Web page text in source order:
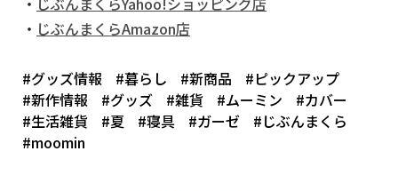
・ じぶんまくらAmazon店
#グッズ情報 #暮らし #新商品
#ピックアップ
#新作情報
#グッズ #雑貨 #ムーミン
#カバー
#生活雑貨
#夏 #寝具 #ガーゼ
#じぶんまくら
#moomin